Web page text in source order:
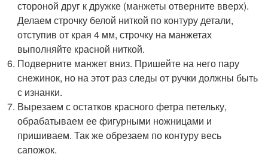
стороной друг к дружке (манжеты отверните вверх).
Делаем строчку белой ниткой по контуру детали,
отступив от края 4 мм, строчку на манжетах
выполняйте красной ниткой.
Подверните манжет вниз. Пришейте на него пару
снежинок, но на этот раз следы от ручки должны быть
с изнанки.
Вырезаем с остатков красного фетра петельку,
обрабатываем ее фигурными ножницами и
пришиваем. Так же обрезаем по контуру весь
сапожок.